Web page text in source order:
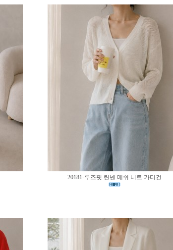
20181-루즈핏 린넨 메쉬 니트 가디건